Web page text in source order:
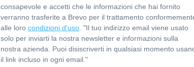
consapevole e accetti che le informazioni che hai fornito
verranno trasferite a Brevo per il trattamento
alle loro condizioni d'uso . "Il tuo indirizzo email viene usato
solo per inviarti la nostra newsletter e informazioni sulla
nostra azienda. Puoi disiscriverti in qualsiasi momento
il link incluso in ogni email."